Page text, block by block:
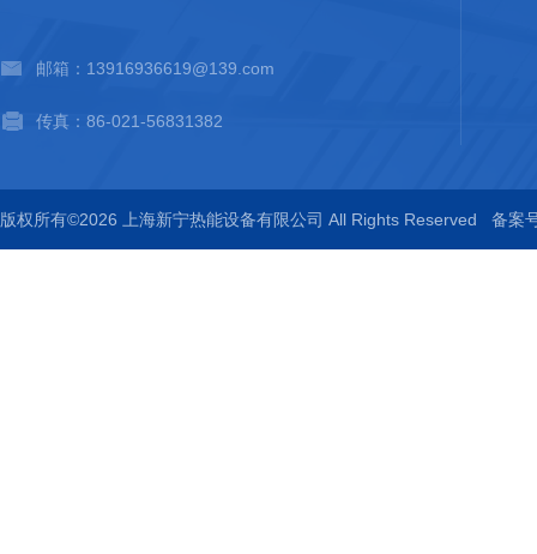
邮箱：13916936619@139.com
传真：86-021-56831382
版权所有©2026 上海新宁热能设备有限公司 All Rights Reserved 备案